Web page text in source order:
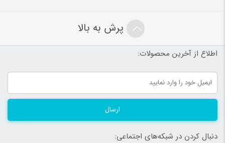
پرش به بالا
اطلاع از آخرین محصولات:
ارسال
دنبال کردن در شبکه‌های اجتماعی: